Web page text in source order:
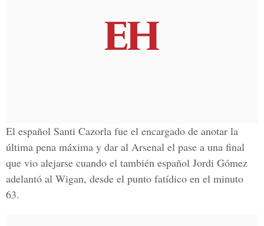
El español Santi Cazorla fue el encargado de anotar la
última pena máxima y dar al Arsenal el pase a una final
que vio alejarse cuando el también español Jordi Gómez
adelantó al Wigan, desde el punto fatídico en el minuto
63.